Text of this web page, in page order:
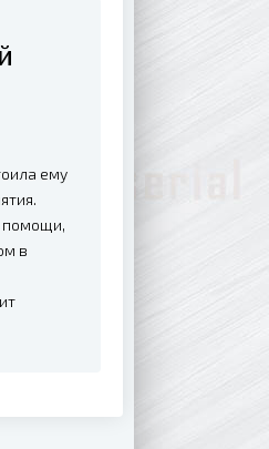
ему
помощи,
в